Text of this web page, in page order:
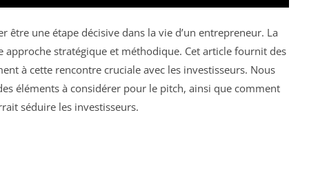
être une étape décisive dans la vie d’un entrepreneur. La
approche stratégique et méthodique. Cet article fournit des
à cette rencontre cruciale avec les investisseurs. Nous
éléments à considérer pour le pitch, ainsi que comment
séduire les investisseurs.